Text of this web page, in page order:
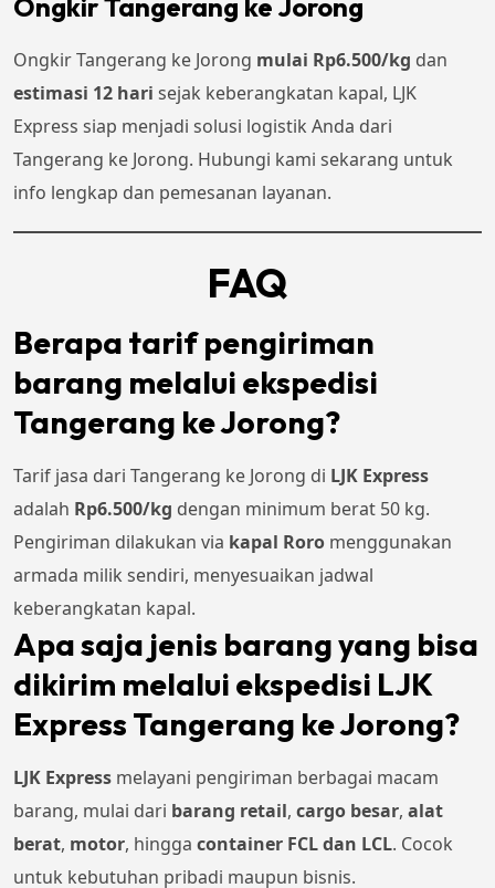
Ongkir Tangerang ke Jorong
Ongkir Tangerang ke Jorong mulai Rp6.500/kg dan
estimasi 12 hari sejak keberangkatan kapal, LJK
Express siap menjadi solusi logistik Anda dari
Tangerang ke Jorong. Hubungi kami sekarang untuk
info lengkap dan pemesanan layanan.
FAQ
Berapa tarif pengiriman
barang melalui ekspedisi
Tangerang ke Jorong?
Tarif jasa dari Tangerang ke Jorong di LJK Express
adalah Rp6.500/kg dengan minimum berat 50 kg.
Pengiriman dilakukan via kapal Roro menggunakan
armada milik sendiri, menyesuaikan jadwal
keberangkatan kapal.
Apa saja jenis barang yang bisa
dikirim melalui ekspedisi LJK
Express Tangerang ke Jorong?
LJK Express melayani pengiriman berbagai macam
barang, mulai dari barang retail, cargo besar, alat
berat, motor, hingga container FCL dan LCL. Cocok
untuk kebutuhan pribadi maupun bisnis.